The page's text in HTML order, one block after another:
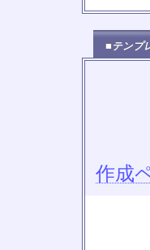
■テンプ
作成